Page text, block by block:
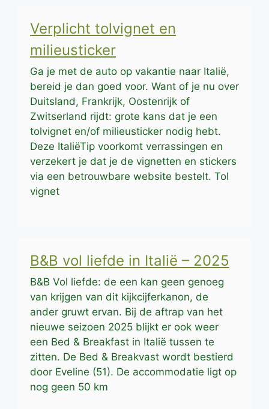
Verplicht tolvignet en
milieusticker
Ga je met de auto op vakantie naar Italië,
bereid je dan goed voor. Want of je nu over
Duitsland, Frankrijk, Oostenrijk of
Zwitserland rijdt: grote kans dat je een
tolvignet en/of milieusticker nodig hebt.
Deze ItaliëTip voorkomt verrassingen en
verzekert je dat je de vignetten en stickers
via een betrouwbare website bestelt. Tol
vignet
B&B vol liefde in Italië – 2025
B&B Vol liefde: de een kan geen genoeg
van krijgen van dit kijkcijferkanon, de
ander gruwt ervan. Bij de aftrap van het
nieuwe seizoen 2025 blijkt er ook weer
een Bed & Breakfast in Italië tussen te
zitten. De Bed & Breakvast wordt bestierd
door Eveline (51). De accommodatie ligt op
nog geen 50 km